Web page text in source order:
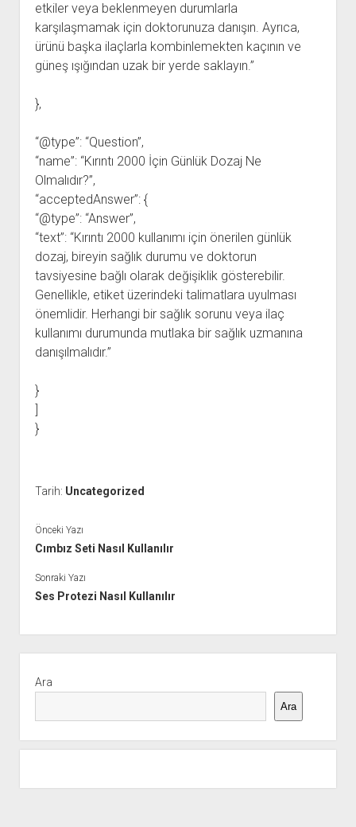
etkiler veya beklenmeyen durumlarla
karşılaşmamak için doktorunuza danışın. Ayrıca,
ürünü başka ilaçlarla kombinlemekten kaçının ve
güneş ışığından uzak bir yerde saklayın.”
},
“@type”: “Question”,
“name”: “Kırıntı 2000 İçin Günlük Dozaj Ne
Olmalıdır?”,
“acceptedAnswer”: {
“@type”: “Answer”,
“text”: “Kırıntı 2000 kullanımı için önerilen günlük
dozaj, bireyin sağlık durumu ve doktorun
tavsiyesine bağlı olarak değişiklik gösterebilir.
Genellikle, etiket üzerindeki talimatlara uyulması
önemlidir. Herhangi bir sağlık sorunu veya ilaç
kullanımı durumunda mutlaka bir sağlık uzmanına
danışılmalıdır.”
}
]
}
Tarih: Uncategorized
Önceki Yazı
Cımbız Seti Nasıl Kullanılır
Sonraki Yazı
Ses Protezi Nasıl Kullanılır
Menü
Ara
Ara